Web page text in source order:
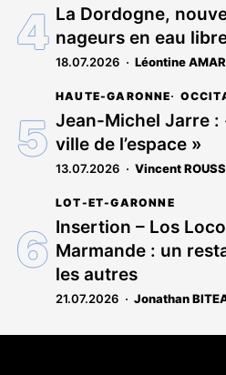
La Dordogne,
nageurs en eau
18.07.2026 Léontine
HAUTE-GARONNE
Jean-Michel Jarre :
ville de l’espace »
13.07.2026 Vincent
LOT-ET-GARONNE
Insertion – Los
Marmande : un
les autres
21.07.2026 Jonathan